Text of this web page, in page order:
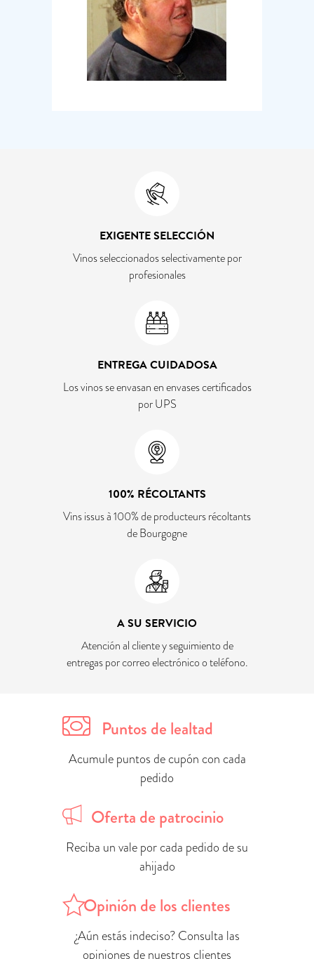
EXIGENTE SELECCIÓN
Vinos seleccionados selectivamente por
profesionales
ENTREGA CUIDADOSA
Los vinos se envasan en envases certificados
por UPS
100% RÉCOLTANTS
Vins issus à 100% de producteurs récoltants
de Bourgogne
A SU SERVICIO
Atención al cliente y seguimiento de
entregas por correo electrónico o teléfono.
Puntos de lealtad
Acumule puntos de cupón con cada
pedido
Oferta de patrocinio
Reciba un vale por cada pedido de su
ahijado
Opinión de los clientes
¿Aún estás indeciso? Consulta las
opiniones de nuestros clientes